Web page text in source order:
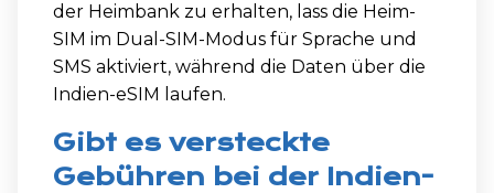
der Heimbank zu erhalten, lass die Heim-
SIM im Dual-SIM-Modus für Sprache und
SMS aktiviert, während die Daten über die
Indien-eSIM laufen.
Gibt es versteckte
Gebühren bei der Indien-